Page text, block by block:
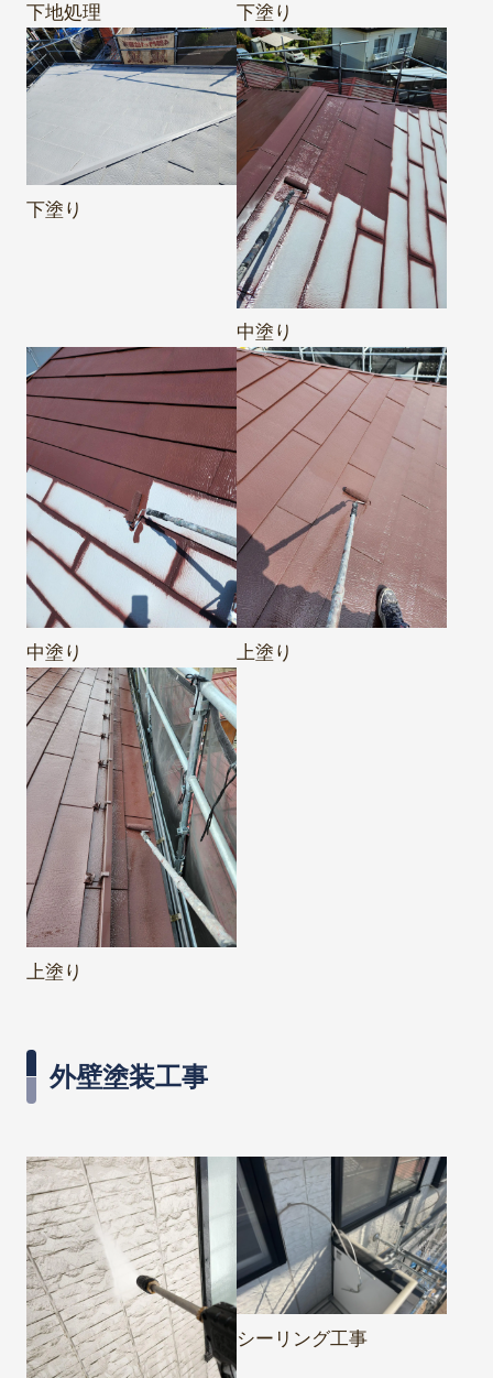
下地処理 下塗り
下塗り
中塗り
中塗り 上塗り
上塗り
外壁塗装工事
シーリング工事